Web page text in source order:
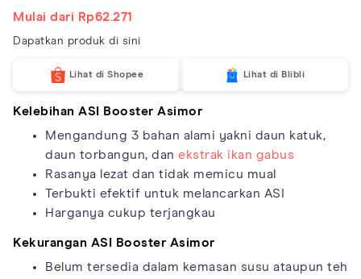
Mulai dari Rp62.271
Dapatkan produk di sini
Lihat di Shopee Lihat di Blibli
Kelebihan ASI Booster Asimor
Mengandung 3 bahan alami yakni daun katuk,
daun torbangun, dan ekstrak ikan gabus
Rasanya lezat dan tidak memicu mual
Terbukti efektif untuk melancarkan ASI
Harganya cukup terjangkau
Kekurangan ASI Booster Asimor
Belum tersedia dalam kemasan susu ataupun teh